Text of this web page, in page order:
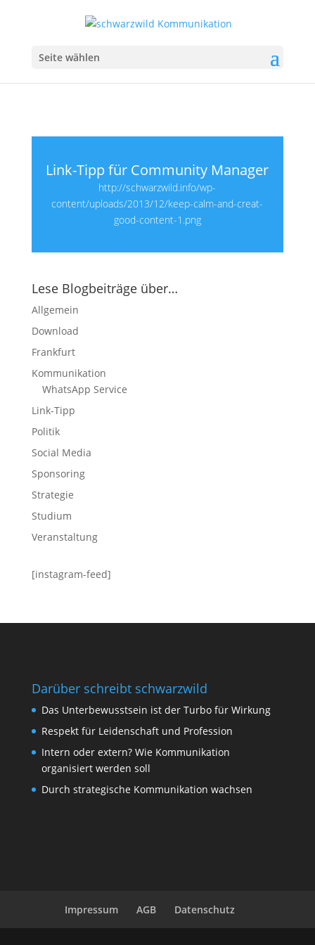
Seite wählen
Link-Tipp für Community Manager
http://schwarzwild.info/wp-
content/uploads/2013/12/keep-calm-and-creat-
good-content-1.png
Lese Blogbeiträge über…
Allgemein
Download
Frankfurt
Kommunikation
WhatsApp Service
Link-Tipp
Politik
Social Media
Sponsoring
Strategie
Studium
Veranstaltung
[instagram-feed]
Darüber schreibt schwarzwild
Das Unterbewusstsein ist der Turbo für Wirkung
Respekt für Leidenschaft und Profession
Intern oder extern? Wie Kommunikation
organisiert werden soll
Durch strategische Kommunikation wachsen
Impressum AGB Datenschutz